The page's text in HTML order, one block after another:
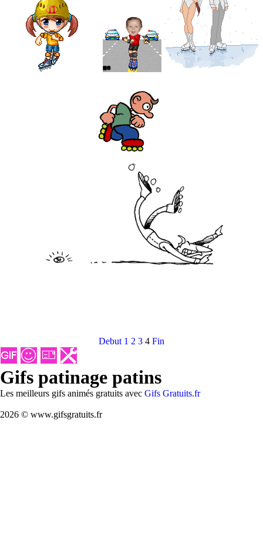
Debut 1 2 3 4 Fin
Gifs patinage patins
Les meilleurs gifs animés gratuits avec Gifs Gratuits.fr
2026 © www.gifsgratuits.fr